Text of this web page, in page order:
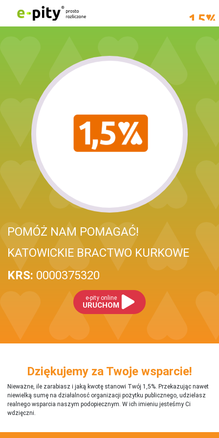
POMÓŻ NAM POMAGAĆ!
KATOWICKIE BRACTWO KURKOWE
KRS: 0000375320
e-pity online
URUCHOM
Dziękujemy za Twoje wsparcie!
Nieważne, ile zarabiasz i jaką kwotę stanowi Twój 1,5%. Przekazując nawet
niewielką sumę na działalnosć organizacji pożytku publicznego, udzielasz
realnego wsparcia naszym podopiecznym. W ich imieniu jesteśmy Ci
wdzięczni.